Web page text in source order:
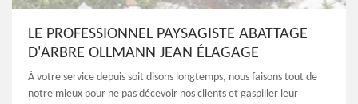
LE PROFESSIONNEL PAYSAGISTE ABATTAGE
D'ARBRE OLLMANN JEAN ÉLAGAGE
À votre service depuis soit disons longtemps, nous faisons tout de
notre mieux pour ne pas décevoir nos clients et gaspiller leur